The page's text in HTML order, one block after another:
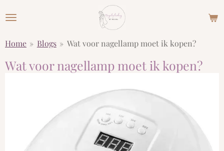
direct
de
Home » Blogs » Wat voor nagellamp moet ik kopen?
Wat voor nagellamp moet ik kopen?